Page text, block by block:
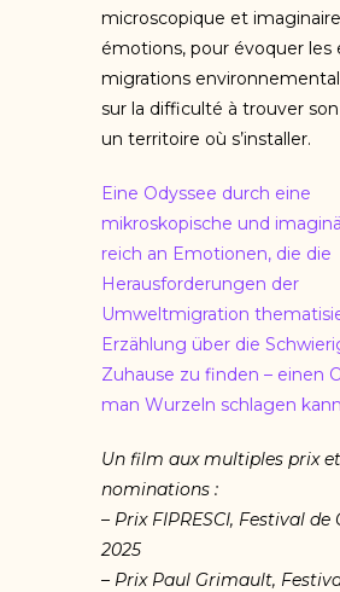
microscopique et
émotions, pour évoquer les
migrations
sur la difficulté à trouver
un territoire où s’installer.
Eine Odyssee durch eine
mikroskopische und
reich an Emotionen, die die
Herausforderungen der
Umweltmigration
Erzählung über die
Zuhause zu finden – einen
man Wurzeln schlagen
Un film aux multiples prix et
nominations :
– Prix FIPRESCI, Festival de
2025
– Prix Paul Grimault,